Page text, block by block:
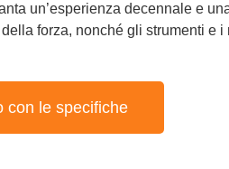
un’esperienza decennale e
forza, nonché gli strumenti e
con le specifiche